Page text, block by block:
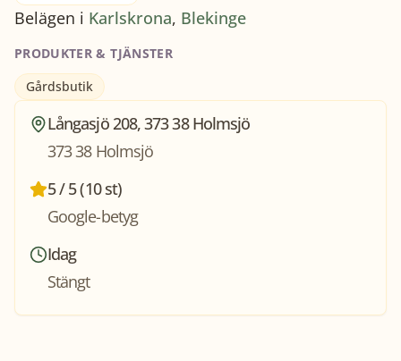
Belägen i Karlskrona, Blekinge
PRODUKTER & TJÄNSTER
Gårdsbutik
Långasjö 208, 373 38 Holmsjö
373 38 Holmsjö
5 / 5 (10 st)
Google-betyg
Idag
Stängt